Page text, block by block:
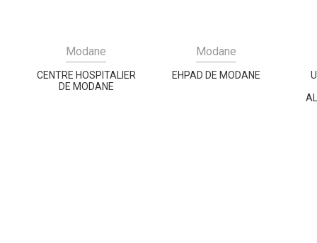
Modane
CENTRE HOSPITALIER
DE MODANE
Modane
EHPAD DE MODANE